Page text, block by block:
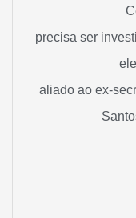
precisa ser
aliado ao ex-